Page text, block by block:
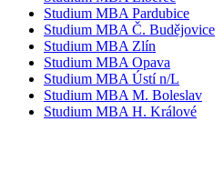
Studium MBA Pardubice
Studium MBA Č. Budějovice
Studium MBA Zlín
Studium MBA Opava
Studium MBA Ústí n/L
Studium MBA M. Boleslav
Studium MBA H. Králové